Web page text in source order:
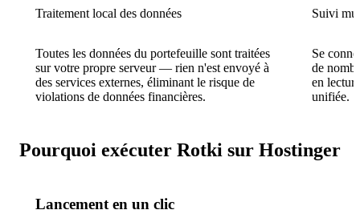
Traitement local des données
Toutes les données du portefeuille sont traitées
sur votre propre serveur — rien n'est envoyé à
des services externes, éliminant le risque de
violations de données financières.
Suivi
Se
de
en
unifiée.
Pourquoi exécuter Rotki sur Hostinger
Lancement en un clic